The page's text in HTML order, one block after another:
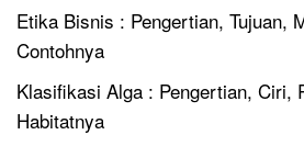
Etika Bisnis : Pengertian, Tujuan,
Contohnya
Klasifikasi Alga : Pengertian, Ciri,
Habitatnya